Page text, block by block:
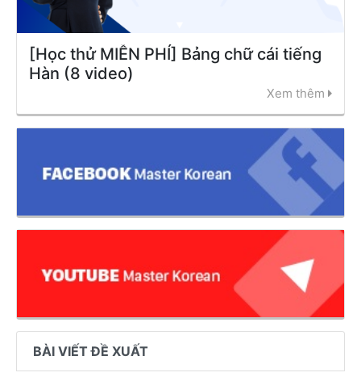
[Học thử MIỄN PHÍ] Bảng chữ cái tiếng
Hàn (8 video)
Xem thêm
BÀI VIẾT ĐỀ XUẤT